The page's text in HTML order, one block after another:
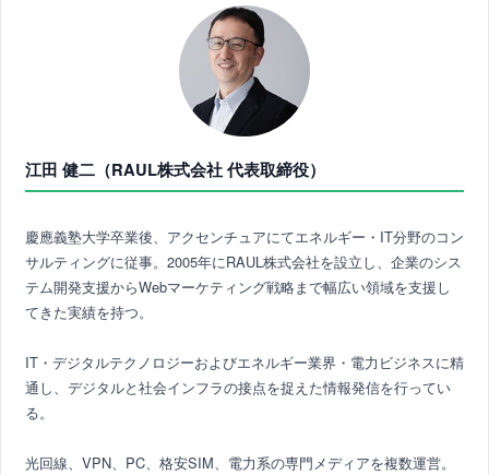
江田 健二（RAUL株式会社 代表取締役）
慶應義塾大学卒業後、アクセンチュアにてエネルギー・IT分野のコン
サルティングに従事。2005年にRAUL株式会社を設立し、企業のシス
テム開発支援からWebマーケティング戦略まで幅広い領域を支援し
てきた実績を持つ。
IT・デジタルテクノロジーおよびエネルギー業界・電力ビジネスに精
通し、デジタルと社会インフラの接点を捉えた情報発信を行ってい
る。
光回線、VPN、PC、格安SIM、電力系の専門メディアを複数運営。